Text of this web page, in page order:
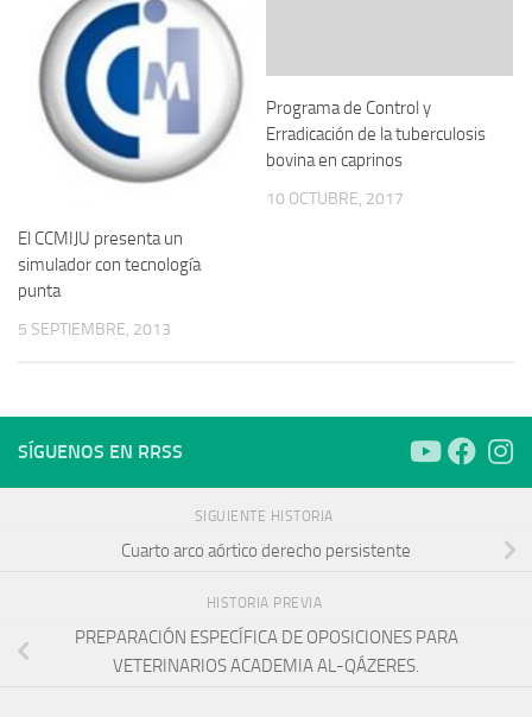
El CCMIJU presenta un
simulador con tecnología
punta
5 SEPTIEMBRE, 2013
Programa de Control y
Erradicación de la tuberculosis
bovina en caprinos
10 OCTUBRE, 2017
SÍGUENOS EN RRSS
SIGUIENTE HISTORIA
Cuarto arco aórtico derecho persistente
HISTORIA PREVIA
PREPARACIÓN ESPECÍFICA DE OPOSICIONES PARA
VETERINARIOS ACADEMIA AL-QÁZERES.